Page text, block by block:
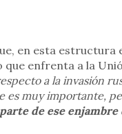
en esta estructura
enfrenta a la
a la invasión
es muy importante,
de ese